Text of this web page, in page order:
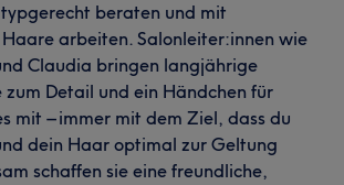
beraten und mit
arbeiten. Salonleiter:innen wie
Claudia bringen langjährige
zum Detail und ein Händchen für
mit – immer mit dem Ziel, dass du
dein Haar optimal zur Geltung
schaffen sie eine freundliche,